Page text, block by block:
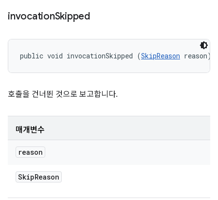
invocationSkipped
public void invocationSkipped (SkipReason reason)
호출을 건너뛴 것으로 보고합니다.
매개변수
reason
SkipReason